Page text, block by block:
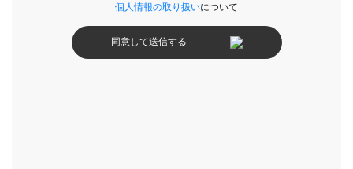
個人情報の取り扱いについて
同意して送信する